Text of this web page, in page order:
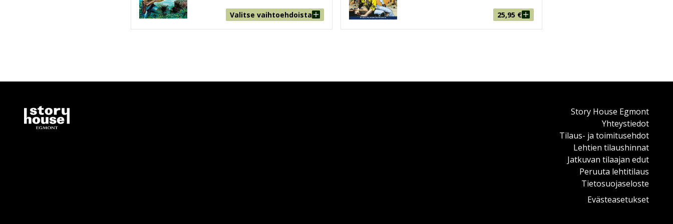
Valitse vaihtoehdoista 25,95 €
Story House Egmont
Yhteystiedot
Tilaus- ja toimitusehdot
Lehtien tilaushinnat
Jatkuvan tilaajan edut
Peruuta lehtitilaus
Tietosuojaseloste
Evästeasetukset